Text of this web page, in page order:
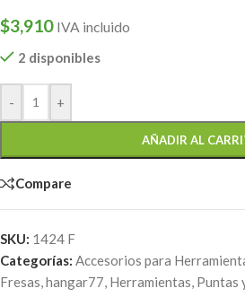
$3,910 IVA incluido
2 disponibles
- +
AÑADIR AL
Compare
SKU: 1424 F
Categorías: Accesorios para
Fresas,hangar77, Herramientas, Puntas